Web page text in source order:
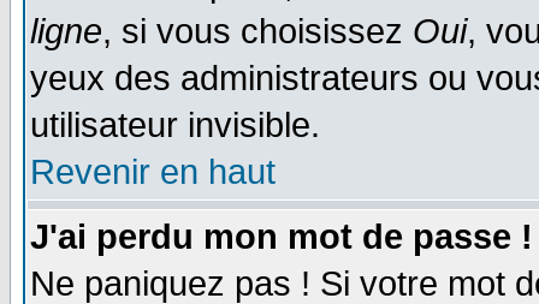
ligne, si vous choisissez Oui,
yeux des administrateurs ou
utilisateur invisible.
Revenir en haut
J'ai perdu mon mot de passe !
Ne paniquez pas ! Si votre mot